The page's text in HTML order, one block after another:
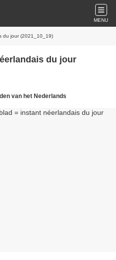
MENU
du jour (2021_10_19)
du jour
van het Nederlands